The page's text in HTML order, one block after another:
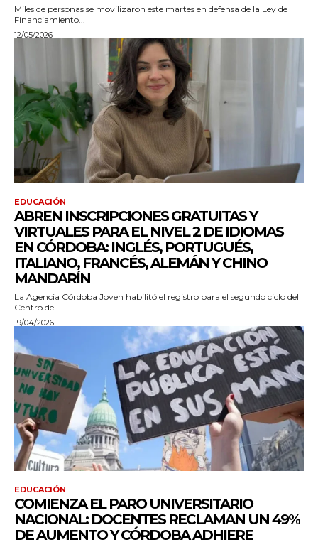
Miles de personas se movilizaron este martes en defensa de la Ley de
Financiamiento...
12/05/2026
EDUCACIÓN
ABREN INSCRIPCIONES GRATUITAS Y
VIRTUALES PARA EL NIVEL 2 DE IDIOMAS
EN CÓRDOBA: INGLÉS, PORTUGUÉS,
ITALIANO, FRANCÉS, ALEMÁN Y CHINO
MANDARÍN
La Agencia Córdoba Joven habilitó el registro para el segundo ciclo del
Centro de...
19/04/2026
EDUCACIÓN
COMIENZA EL PARO UNIVERSITARIO
NACIONAL: DOCENTES RECLAMAN UN 49%
DE AUMENTO Y CÓRDOBA ADHIERE